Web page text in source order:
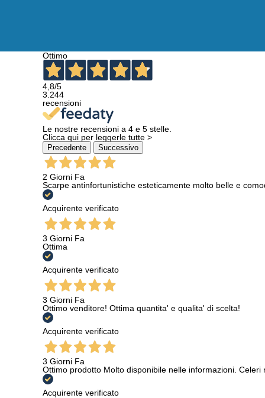
Ottimo
4,8/5
3.244
recensioni
Le nostre recensioni a 4 e 5 stelle.
Clicca qui per leggerle tutte >
Precedente Successivo
2 Giorni Fa
Scarpe antinfortunistiche esteticamente molto belle e
Acquirente verificato
3 Giorni Fa
Ottima
Acquirente verificato
3 Giorni Fa
Ottimo venditore! Ottima quantita' e qualita' di scelta!
Acquirente verificato
3 Giorni Fa
Ottimo prodotto Molto disponibile nelle informazioni. Celeri
Acquirente verificato